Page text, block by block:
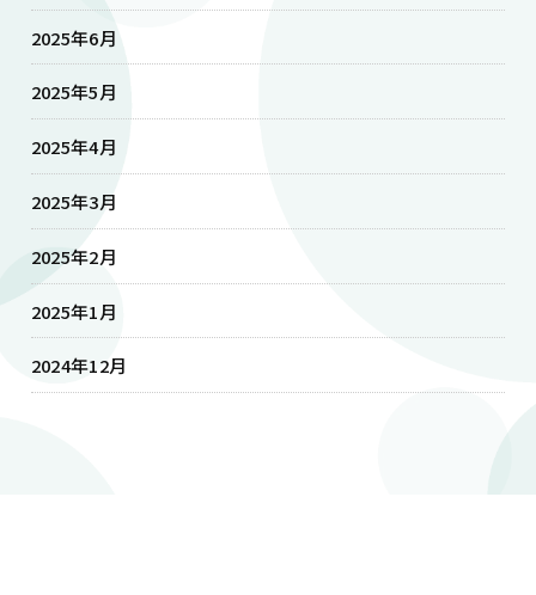
2025年6月
2025年5月
2025年4月
2025年3月
2025年2月
2025年1月
2024年12月